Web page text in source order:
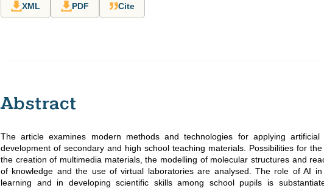
XML PDF Cite
Abstract
The article examines modern methods and technologies for applying
development of secondary and high school teaching materials. Possibilities for
the creation of multimedia materials, the modelling of molecular structures and
of knowledge and the use of virtual laboratories are analysed. The role of AI
learning and in developing scientific skills among school pupils is